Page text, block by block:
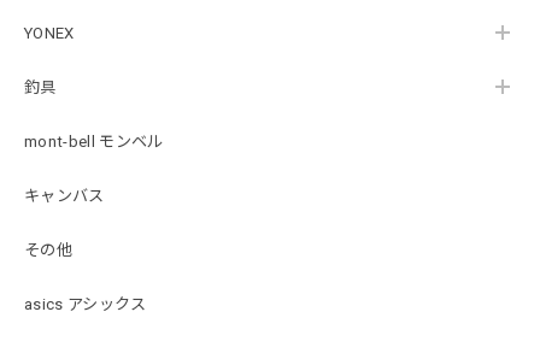
YONEX
釣具
mont-bell モンベル
キャンバス
その他
asics アシックス